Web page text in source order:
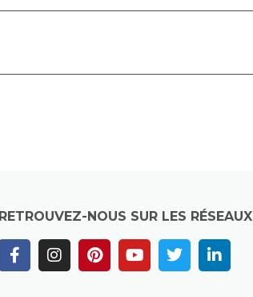
RETROUVEZ-NOUS SUR LES RÉSEAUX